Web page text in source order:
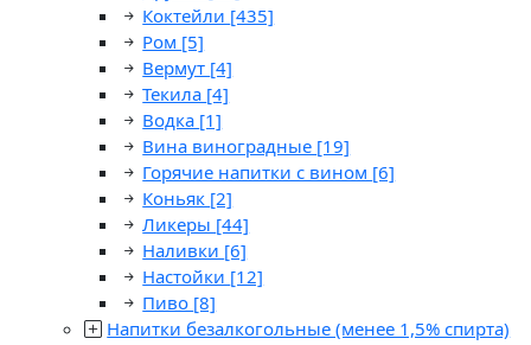
Коктейли [435]
Ром [5]
Вермут [4]
Текила [4]
Водка [1]
Вина виноградные [19]
Горячие напитки с вином [6]
Коньяк [2]
Ликеры [44]
Наливки [6]
Настойки [12]
Пиво [8]
Напитки безалкогольные (менее 1,5% спирта)